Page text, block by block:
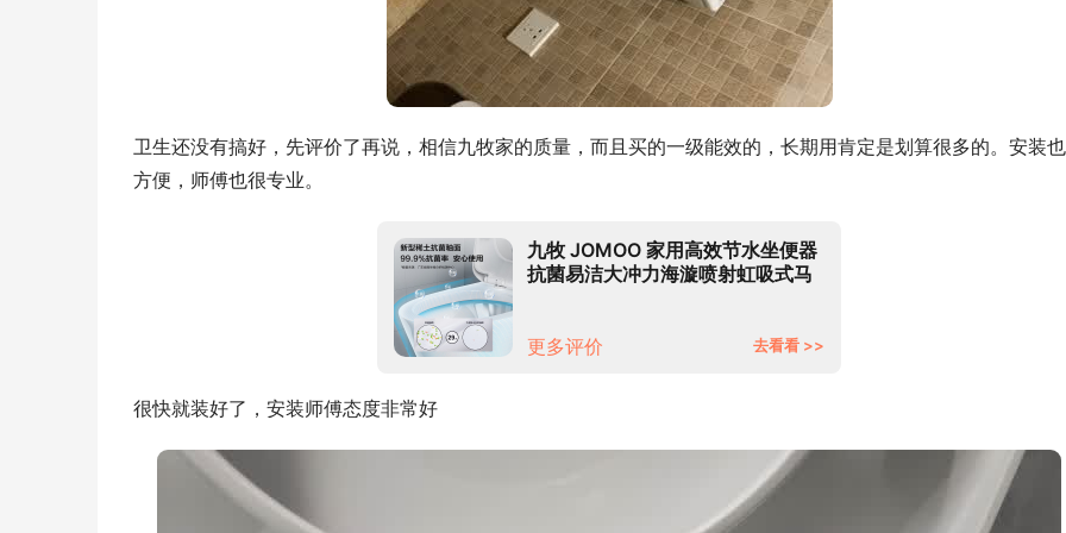
卫生还没有搞好，先评价了再说，相信九牧家的质量，而且买的一级能效的，长期用肯定是划算很多的。安装
方便，师傅也很专业。
九牧 JOMOO 家用高效节水坐便器
抗菌易洁大冲力海漩喷射虹吸式马
更多评价 去看看 >>
很快就装好了，安装师傅态度非常好